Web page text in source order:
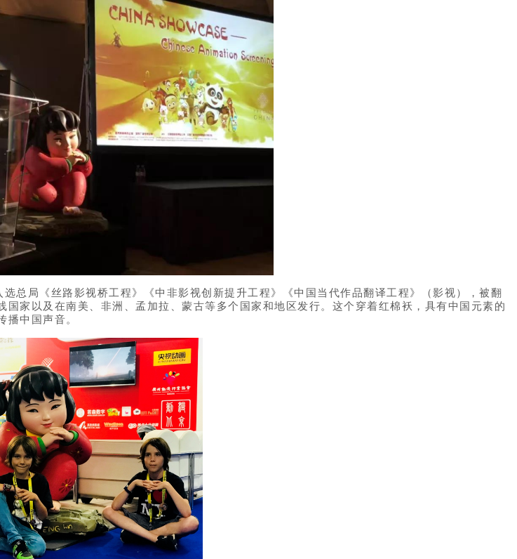
局《丝路影视桥工程》《中非影视创新提升工程》《中国当代作品翻译工程》（影视），被翻
家以及在南美、非洲、孟加拉、蒙古等多个国家和地区发行。这个穿着红棉袄，具有中国元素的
中国声音。